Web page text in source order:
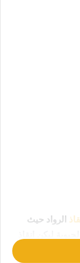
الرواد حيث
01063144040